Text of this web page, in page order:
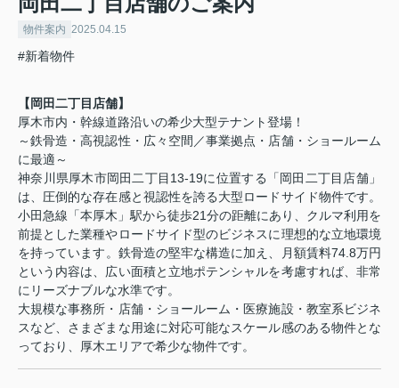
物件案内 2025.04.15
#新着物件
【岡田二丁目店舗】
厚木市内・幹線道路沿いの希少大型テナント登場！
～鉄骨造・高視認性・広々空間／事業拠点・店舗・ショールーム
に最適～
神奈川県厚木市岡田二丁目13-19に位置する「岡田二丁目店舗」
は、圧倒的な存在感と視認性を誇る大型ロードサイド物件です。
小田急線「本厚木」駅から徒歩21分の距離にあり、クルマ利用を
前提とした業種やロードサイド型のビジネスに理想的な立地環境
を持っています。鉄骨造の堅牢な構造に加え、月額賃料74.8万円
という内容は、広い面積と立地ポテンシャルを考慮すれば、非常
にリーズナブルな水準です。
大規模な事務所・店舗・ショールーム・医療施設・教室系ビジネ
スなど、さまざまな用途に対応可能なスケール感のある物件とな
っており、厚木エリアで希少な物件です。